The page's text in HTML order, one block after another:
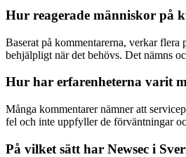
Hur reagerade människor på
Baserat på kommentarerna, verkar
behjälpligt när det behövs. Det nämns
Hur har erfarenheterna varit
Många kommentarer nämner att
fel och inte uppfyller de förväntningar
På vilket sätt har Newsec i